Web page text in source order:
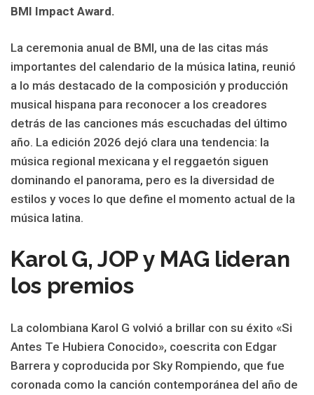
BMI Impact Award.
La ceremonia anual de BMI, una de las citas más
importantes del calendario de la música latina, reunió
a lo más destacado de la composición y producción
musical hispana para reconocer a los creadores
detrás de las canciones más escuchadas del último
año. La edición 2026 dejó clara una tendencia: la
música regional mexicana y el reggaetón siguen
dominando el panorama, pero es la diversidad de
estilos y voces lo que define el momento actual de la
música latina.
Karol G, JOP y MAG lideran
los premios
La colombiana Karol G volvió a brillar con su éxito «Si
Antes Te Hubiera Conocido», coescrita con Edgar
Barrera y coproducida por Sky Rompiendo, que fue
coronada como la canción contemporánea del año de